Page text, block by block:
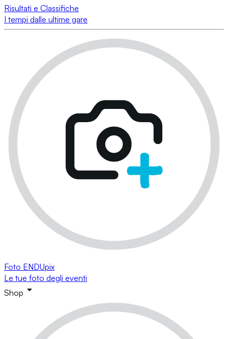
Risultati e Classifiche
I tempi dalle ultime gare
Foto ENDUpix
Le tue foto degli eventi
Shop